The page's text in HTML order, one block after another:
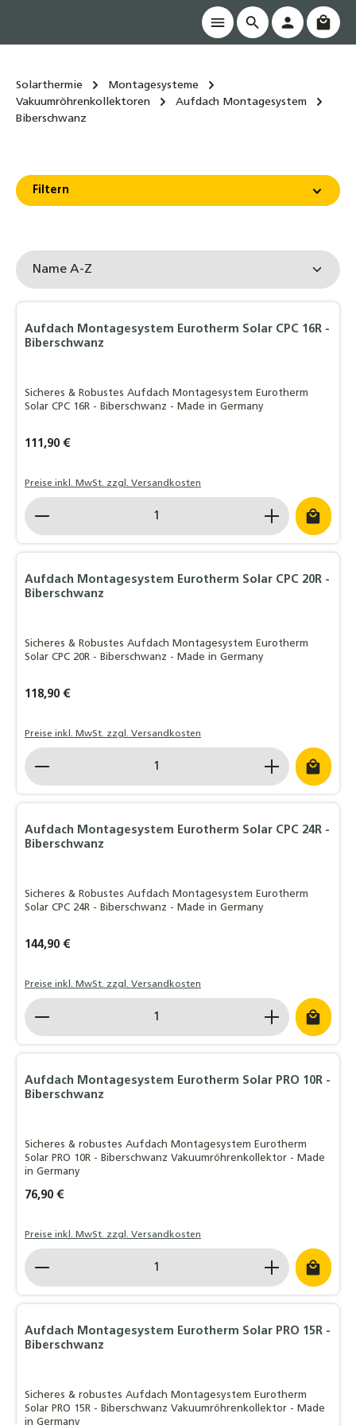
Solarthermie
Montagesysteme
Vakuumröhrenkollektoren
Aufdach Montagesystem
Biberschwanz
Filtern
Aufdach Montagesystem Eurotherm Solar CPC 16R -
Biberschwanz
Sicheres & Robustes Aufdach Montagesystem Eurotherm
Solar CPC 16R - Biberschwanz - Made in Germany
Regulärer Preis:
111,90 €
Preise inkl. MwSt. zzgl. Versandkosten
Produkt Anzahl: Gib den gewünschten Wert
Aufdach Montagesystem Eurotherm Solar CPC 20R -
Biberschwanz
Sicheres & Robustes Aufdach Montagesystem Eurotherm
Solar CPC 20R - Biberschwanz - Made in Germany
Regulärer Preis:
118,90 €
Preise inkl. MwSt. zzgl. Versandkosten
Produkt Anzahl: Gib den gewünschten Wert
Aufdach Montagesystem Eurotherm Solar CPC 24R -
Biberschwanz
Sicheres & Robustes Aufdach Montagesystem Eurotherm
Solar CPC 24R - Biberschwanz - Made in Germany
Regulärer Preis:
144,90 €
Preise inkl. MwSt. zzgl. Versandkosten
Produkt Anzahl: Gib den gewünschten Wert
Aufdach Montagesystem Eurotherm Solar PRO 10R -
Biberschwanz
Sicheres & robustes Aufdach Montagesystem Eurotherm
Solar PRO 10R - Biberschwanz Vakuumröhrenkollektor - Made
in Germany
Regulärer Preis:
76,90 €
Preise inkl. MwSt. zzgl. Versandkosten
Produkt Anzahl: Gib den gewünschten Wert
Aufdach Montagesystem Eurotherm Solar PRO 15R -
Biberschwanz
Sicheres & robustes Aufdach Montagesystem Eurotherm
Solar PRO 15R - Biberschwanz Vakuumröhrenkollektor - Made
in Germany